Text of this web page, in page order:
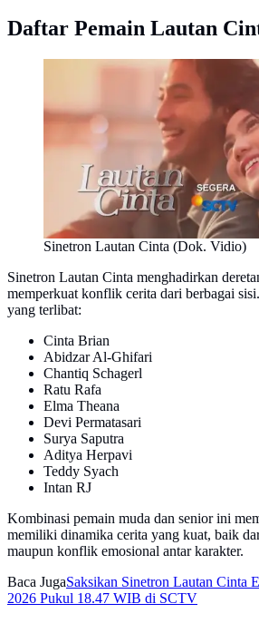
Daftar Pemain Lautan
Sinetron Lautan Cinta (Dok. Vidio)
Sinetron Lautan Cinta menghadirkan
memperkuat konflik cerita dari berbagai
yang terlibat:
Cinta Brian
Abidzar Al-Ghifari
Chantiq Schagerl
Ratu Rafa
Elma Theana
Devi Permatasari
Surya Saputra
Aditya Herpavi
Teddy Syach
Intan RJ
Kombinasi pemain muda dan senior ini
memiliki dinamika cerita yang kuat, baik
maupun konflik emosional antar karakter.
Baca JugaSaksikan Sinetron Lautan Cinta
2026 Pukul 18.47 WIB di SCTV